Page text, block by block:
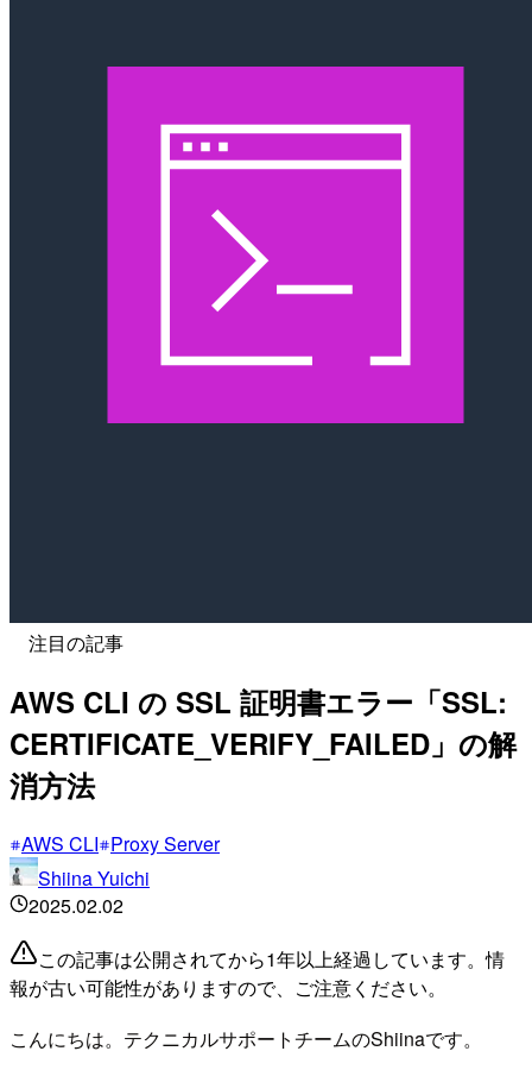
注目の記事
AWS CLI の SSL 証明書エラー「SSL:
CERTIFICATE_VERIFY_FAILED」の解
消方法
AWS CLI Proxy Server
Shiina Yuichi
2025.02.02
この記事は公開されてから1年以上経過しています。情
報が古い可能性がありますので、ご注意ください。
こんにちは。テクニカルサポートチームのShiinaです。